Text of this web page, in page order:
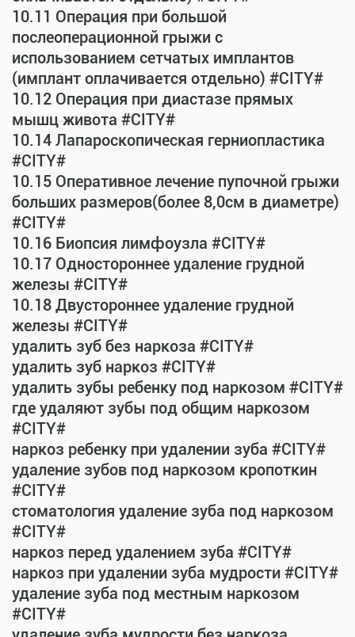
10.11 Операция при большой
послеоперационной грыжи с
использованием сетчатых имплантов
(имплант оплачивается отдельно) #CITY#
10.12 Операция при диастазе прямых
мышц живота #CITY#
10.14 Лапароскопическая герниопластика
#CITY#
10.15 Оперативное лечение пупочной грыжи
больших размеров(более 8,0см в диаметре)
#CITY#
10.16 Биопсия лимфоузла #CITY#
10.17 Одностороннее удаление грудной
железы #CITY#
10.18 Двустороннее удаление грудной
железы #CITY#
удалить зуб без наркоза #CITY#
удалить зуб наркоз #CITY#
удалить зубы ребенку под наркозом #CITY#
где удаляют зубы под общим наркозом
#CITY#
наркоз ребенку при удалении зуба #CITY#
удаление зубов под наркозом кропоткин
#CITY#
стоматология удаление зуба под наркозом
#CITY#
наркоз перед удалением зуба #CITY#
наркоз при удалении зуба мудрости #CITY#
удаление зуба под местным наркозом
#CITY#